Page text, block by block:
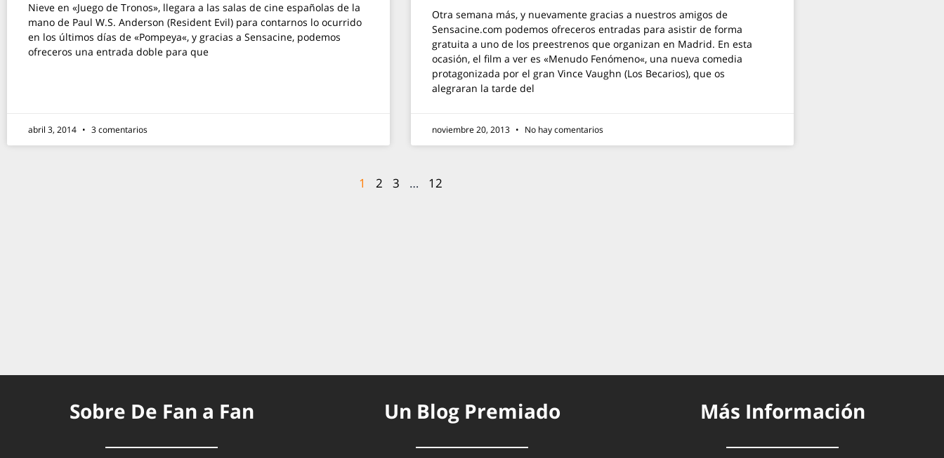
Nieve en «Juego de Tronos», llegara a las salas de cine españolas de la
mano de Paul W.S. Anderson (Resident Evil) para contarnos lo ocurrido
en los últimos días de «Pompeya«, y gracias a Sensacine, podemos
ofreceros una entrada doble para que
abril 3, 2014 3 comentarios
Otra semana más, y nuevamente gracias a nuestros amigos de
Sensacine.com podemos ofreceros entradas para asistir de forma
gratuita a uno de los preestrenos que organizan en Madrid. En esta
ocasión, el film a ver es «Menudo Fenómeno«, una nueva comedia
protagonizada por el gran Vince Vaughn (Los Becarios), que os
alegraran la tarde del
noviembre 20, 2013 No hay comentarios
1 2 3 … 12
Sobre De Fan a Fan Un Blog Premiado Más Información